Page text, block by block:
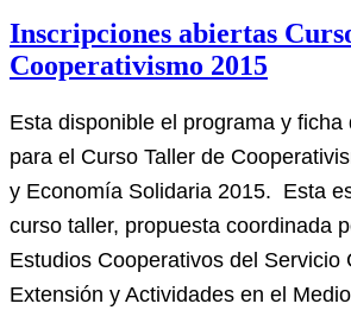
Inscripciones abiertas
Cooperativismo 2015
Esta disponible el programa y ficha
para el Curso Taller de
y Economía Solidaria 2015. Esta
curso taller, propuesta coordinada
Estudios Cooperativos del Servicio
Extensión y Actividades en el